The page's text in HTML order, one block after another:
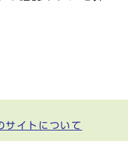
サイトについて